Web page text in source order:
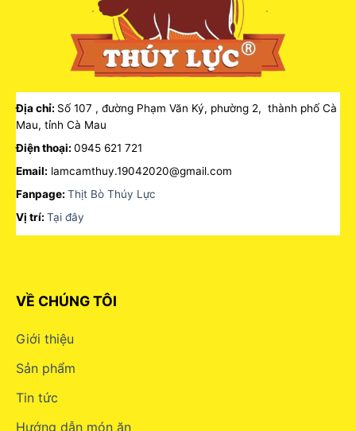
Địa chỉ: Số 107 , đường Phạm Văn Ký, phường 2, thành phố Cà
Mau, tỉnh Cà Mau
Điện thoại: 0945 621 721
Email: lamcamthuy.19042020@gmail.com
Fanpage: Thịt Bò Thúy Lực
Vị trí: Tại đây
VỀ CHÚNG TÔI
Giới thiệu
Sản phẩm
Tin tức
Hướng dẫn món ăn